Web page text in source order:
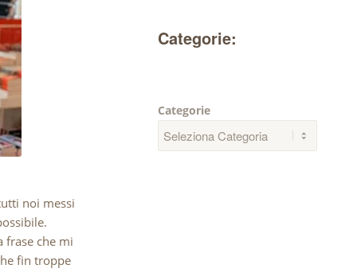
noi messi
frase che mi
fin troppe
Categorie:
Categorie